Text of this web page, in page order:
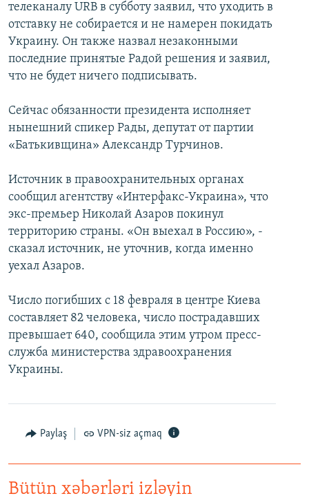
телеканалу URB в субботу заявил, что уходить в
отставку не собирается и не намерен покидать
Украину. Он также назвал незаконными
последние принятые Радой решения и заявил,
что не будет ничего подписывать.
Сейчас обязанности президента исполняет
нынешний спикер Рады, депутат от партии
«Батькивщина» Александр Турчинов.
Источник в правоохранительных органах
сообщил агентству «Интерфакс-Украина», что
экс-премьер Николай Азаров покинул
территорию страны. «Он выехал в Россию», -
сказал источник, не уточнив, когда именно
уехал Азаров.
Число погибших с 18 февраля в центре Киева
составляет 82 человека, число пострадавших
превышает 640, сообщила этим утром пресс-
служба министерства здравоохранения
Украины.
Paylaş VPN-siz açmaq
Bütün xəbərləri izləyin